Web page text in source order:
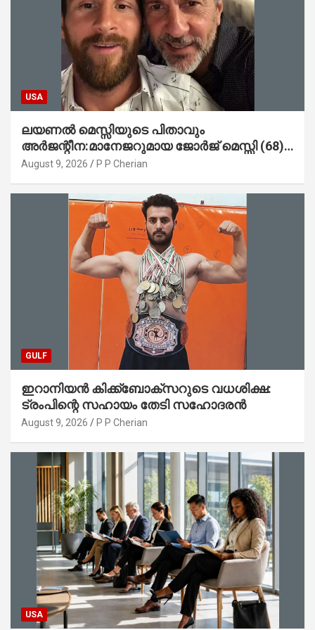
USA
ലയണൽ മെസ്സിയുടെ പിതാവും
അർജന്റീന:മാനേജറുമായ ജോർജ് മെസ്സി (68)
അന്തരിച്ചു
August 9, 2026 P P Cherian
GULF
ഇറാനിയൻ കിക്ക്ബോക്സറുടെ വധശിക്ഷ:
ട്രംപിന്റെ സഹായം തേടി സഹോദരൻ
August 9, 2026 P P Cherian
USA